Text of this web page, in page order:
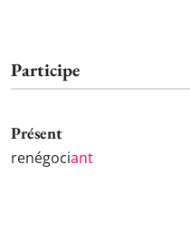
Participe
Présent
renégociant